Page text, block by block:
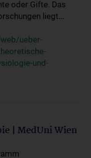
oder Gifte. Das
liegt...
ueber-
und-
| MedUni Wien